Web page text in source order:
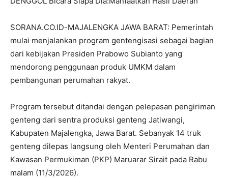
SORANA.CO.ID-MAJALENGKA JAWA BARAT: Pemerintah
mulai menjalankan program gentengisasi sebagai bagian
dari kebijakan Presiden Prabowo Subianto yang
mendorong penggunaan produk UMKM dalam
pembangunan perumahan rakyat.
Program tersebut ditandai dengan pelepasan pengiriman
genteng dari sentra produksi genteng Jatiwangi,
Kabupaten Majalengka, Jawa Barat. Sebanyak 14 truk
genteng dilepas langsung oleh Menteri Perumahan dan
Kawasan Permukiman (PKP) Maruarar Sirait pada Rabu
malam (11/3/2026).